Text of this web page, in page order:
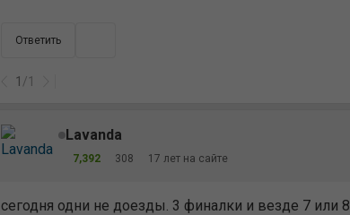
Ответить
1 /1
Lavanda
7,392 308 17 лет на сайте
сегодня одни не доезды. 3 финалки и везде 7 или 8